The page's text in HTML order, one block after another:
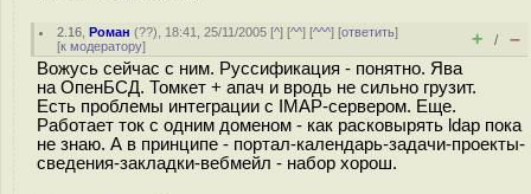
2.16 ,Роман (??), 18:41, 25/11/2005 [^] [^^] [^^^] [ответить]
[к модератору] + / –
Вожусь сейчас с ним. Руссификация - понятно. Ява
на ОпенБСД. Томкет + апач и вродь не сильно грузит.
Есть проблемы интеграции с IMAP-сервером. Еще.
Работает ток с одним доменом - как расковырять ldap пока
не знаю. А в принципе - портал-календарь-задачи-проекты-
сведения-закладки-вебмейл - набор хорош.